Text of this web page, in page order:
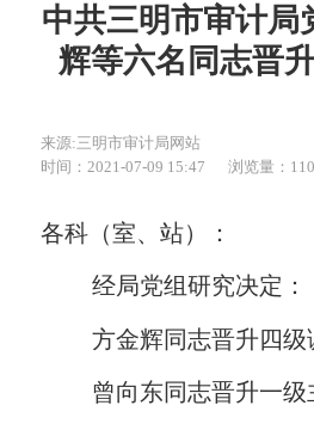
中共三明市审计局
辉等六名同志晋
来源:三明市审计局网站
时间：2021-07-09 15:47
浏览量：
各科（室、站）：
经局党组研究决定：
方金辉同志晋升四级
曾向东同志晋升一级